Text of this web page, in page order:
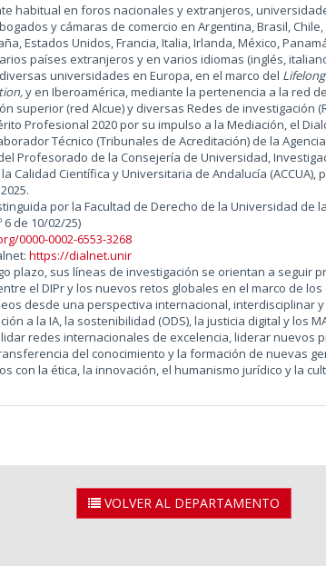
habitual en foros nacionales y extranjeros,
y cámaras de comercio en Argentina, Brasil, Chile,
Estados Unidos, Francia, Italia, Irlanda, México,
países extranjeros y en varios idiomas (inglés,
universidades en Europa, en el marco del
y en Iberoamérica, mediante la pertenencia a la red
superior (red Alcue) y diversas Redes de investigación
Profesional 2020 por su impulso a la Mediación, el
Técnico (Tribunales de Acreditación) de la
Profesorado de la Consejería de Universidad,
Calidad Científica y Universitaria de Andalucía (ACCUA),
por la Facultad de Derecho de la Universidad de
6 de 10/02/25)
0000-0002-6553-3268
https://dialnet.unir
plazo, sus líneas de investigación se orientan a seguir
el DIPr y los nuevos retos globales en el marco de
desde una perspectiva internacional, interdisciplinar y
a la IA, la sostenibilidad (ODS), la justicia digital y los
redes internacionales de excelencia, liderar nuevos
del conocimiento y la formación de nuevas
con la ética, la innovación, el humanismo jurídico y la
VOLVER AL DEPARTAMENTO